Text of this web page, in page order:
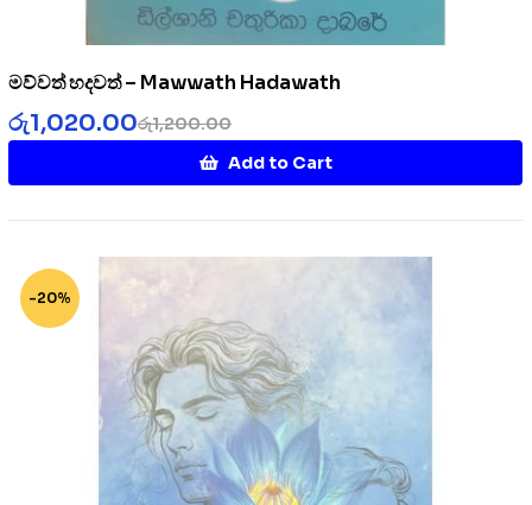
මව්වත් හදවත් – Mawwath Hadawath
රු1,200.00
රු1,020.00
Add to Cart
-20%